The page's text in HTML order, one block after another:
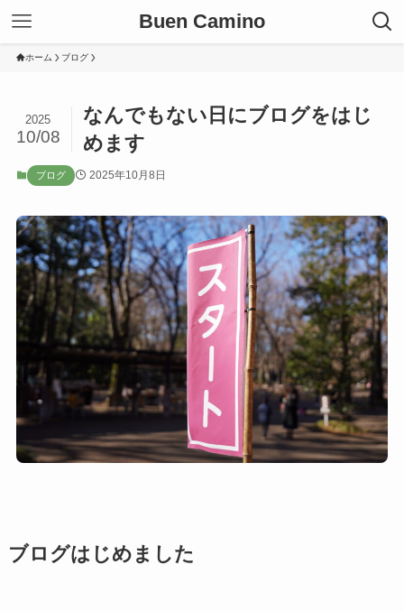
Buen Camino
ホーム ブログ
なんでもない日にブログをはじ
めます
2025
10/08
ブログ 2025年10月8日
ブログはじめました